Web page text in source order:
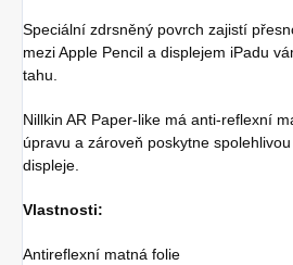
Speciální zdrsněný povrch zajistí
mezi Apple Pencil a displejem iPadu
tahu.
Nillkin AR Paper-like má anti-reflexní
úpravu a zároveň poskytne
displeje.
Vlastnosti:
Antireflexní matná folie